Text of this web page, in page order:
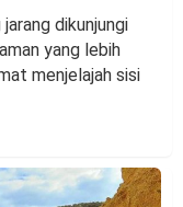
dikunjungi
yang lebih
menjelajah sisi